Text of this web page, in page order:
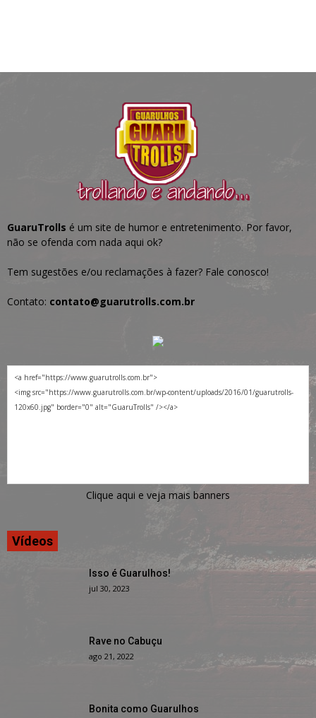
GuaruTrolls é um site de humor e entretenimento. Por favor,
não se ofenda com nada aqui ok?
Tem sugestões e/ou reclamações à fazer? Fale conosco!
Contato: contato@guarutrolls.com.br
Clique aqui e veja mais banners
Vídeos
Isso é Guarulhos!
jul 30, 2023
Rave no Cabuçu
ago 21, 2022
Bonita como Guarulhos